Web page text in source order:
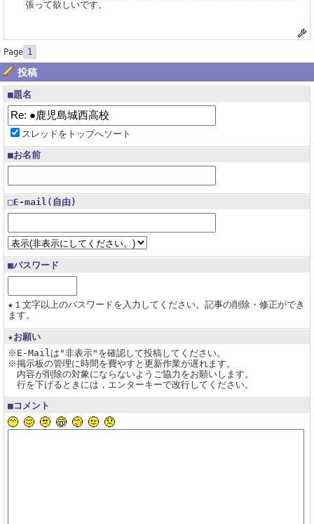
張って欲しいです。
Page 1
投稿
■題名
スレッドをトップへソート
■お名前
□E-mail(自由)
■パスワード
★１文字以上のパスワードを入力してください。記事の削除・修正ができ
ます。
★お願い
※E-Mailは"非表示"を確認して投稿してください。
※掲示板の管理に時間を費やすと更新作業が遅れます。
内容が削除の対象にならないようご協力をお願いします。
行を下げるときには，エンターキーで改行してください。
■コメント